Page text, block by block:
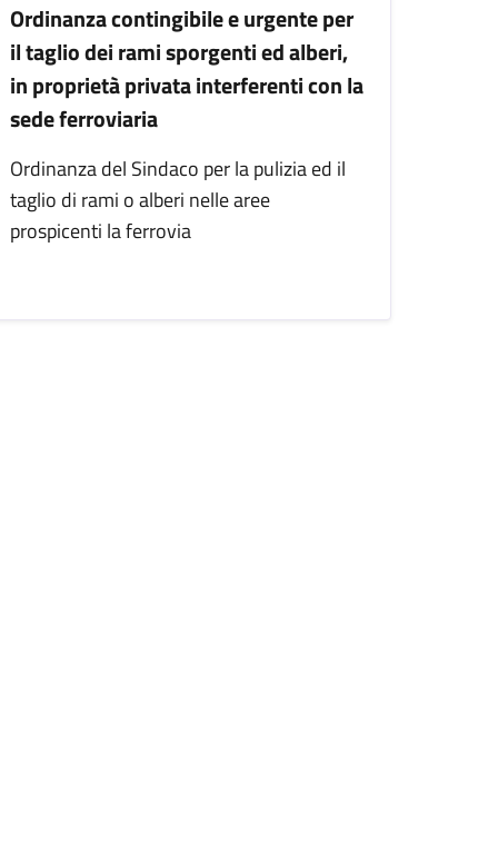
Ordinanza contingibile e urgente per
il taglio dei rami sporgenti ed alberi,
in proprietà privata interferenti con la
sede ferroviaria
Ordinanza del Sindaco per la pulizia ed il
taglio di rami o alberi nelle aree
prospicenti la ferrovia